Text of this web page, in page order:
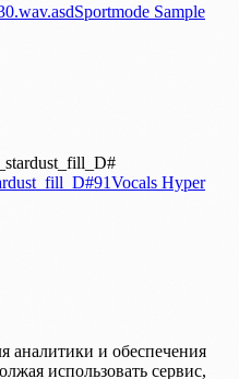
Sportmode Sample
91Vocals Hyper
аналитики и обеспечения
использовать сервис,